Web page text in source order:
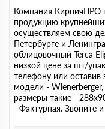
Компания КирпичПРО
продукцию
осуществляем свою
Петербурге и
облицовочный Terca
низкой цене за шт/
телефону или оставив
модели -
размеры такие -
- Фактурная. Звоните и